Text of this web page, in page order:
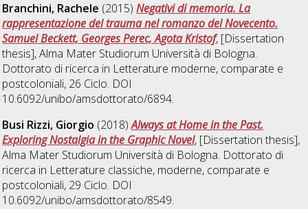
Branchini, Rachele (2015)Negativi di memoria. La
rappresentazione del trauma nel romanzo del Novecento.
Samuel Beckett, Georges Perec, Agota Kristof, [Dissertation
thesis], Alma Mater Studiorum Università di Bologna.
Dottorato di ricerca in Letterature moderne, comparate e
postcoloniali, 26 Ciclo. DOI
10.6092/unibo/amsdottorato/6894.
Busi Rizzi, Giorgio (2018)Always at Home in the Past.
Exploring Nostalgia in the Graphic Novel, [Dissertation thesis],
Alma Mater Studiorum Università di Bologna. Dottorato di
ricerca in Letterature classiche, moderne, comparate e
postcoloniali, 29 Ciclo. DOI
10.6092/unibo/amsdottorato/8549.